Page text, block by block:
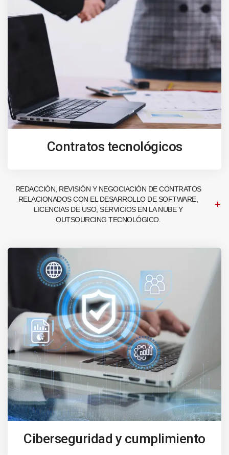
Contratos tecnológicos
REDACCIÓN, REVISIÓN Y NEGOCIACIÓN DE CONTRATOS
RELACIONADOS CON EL DESARROLLO DE SOFTWARE,
LICENCIAS DE USO, SERVICIOS EN LA NUBE Y
OUTSOURCING TECNOLÓGICO.
Ciberseguridad y cumplimiento